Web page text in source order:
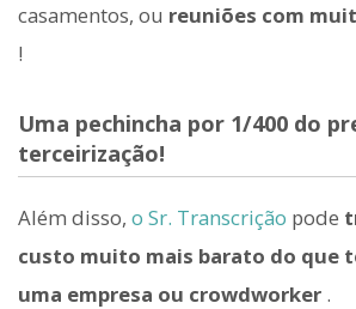
casamentos, ou reuniões com
!
Uma pechincha por 1/400 do
terceirização!
Além disso, o Sr. Transcrição pode
custo muito mais barato do que
uma empresa ou crowdworker .